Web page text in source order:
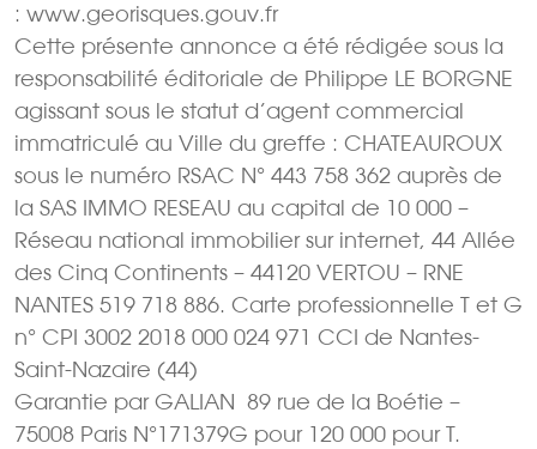
: www.georisques.gouv.fr
Cette présente annonce a été rédigée sous la
responsabilité éditoriale de Philippe LE BORGNE
agissant sous le statut d’agent commercial
immatriculé au Ville du greffe : CHATEAUROUX
sous le numéro RSAC N° 443 758 362 auprès de
la SAS IMMO RESEAU au capital de 10 000 –
Réseau national immobilier sur internet, 44 Allée
des Cinq Continents – 44120 VERTOU – RNE
NANTES 519 718 886. Carte professionnelle T et G
n° CPI 3002 2018 000 024 971 CCI de Nantes-
Saint-Nazaire (44)
Garantie par GALIAN  89 rue de la Boétie –
75008 Paris N°171379G pour 120 000 pour T.